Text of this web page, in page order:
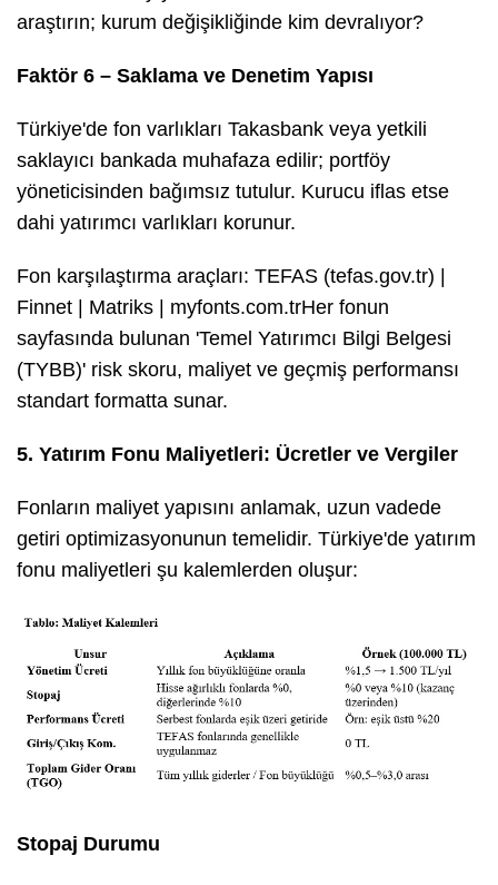
araştırın; kurum değişikliğinde kim devralıyor?
Faktör 6 – Saklama ve Denetim Yapısı
Türkiye'de fon varlıkları Takasbank veya yetkili
saklayıcı bankada muhafaza edilir; portföy
yöneticisinden bağımsız tutulur. Kurucu iflas etse
dahi yatırımcı varlıkları korunur.
Fon karşılaştırma araçları: TEFAS (tefas.gov.tr) |
Finnet | Matriks | myfonts.com.trHer fonun
sayfasında bulunan 'Temel Yatırımcı Bilgi Belgesi
(TYBB)' risk skoru, maliyet ve geçmiş performansı
standart formatta sunar.
5. Yatırım Fonu Maliyetleri: Ücretler ve Vergiler
Fonların maliyet yapısını anlamak, uzun vadede
getiri optimizasyonunun temelidir. Türkiye'de yatırım
fonu maliyetleri şu kalemlerden oluşur:
Stopaj Durumu